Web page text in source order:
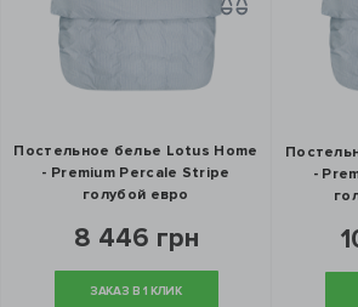
Постельное белье Lotus Home
- Premium Percale Stripe
голубой евро
8 446 грн
ЗАКАЗ В 1 КЛИК
-